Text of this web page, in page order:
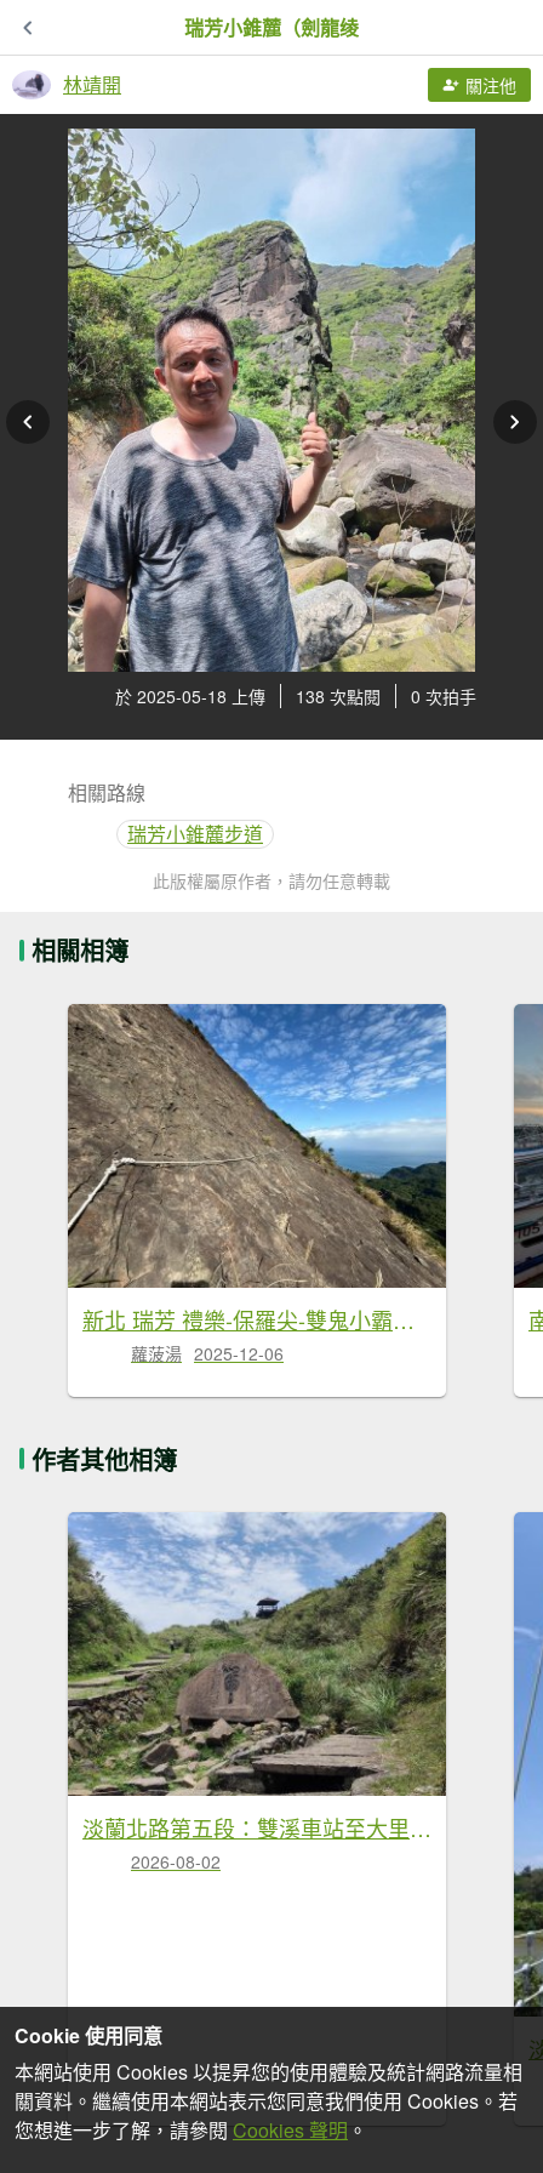
瑞芳小錐麓（劍龍绫
林靖開 關注他
於 2025-05-18 上傳 138 次點閱 0 次拍手
相關路線
瑞芳小錐麓步道
此版權屬原作者，請勿任意轉載
相關相簿
新北 瑞芳 禮樂-保羅尖-雙鬼小霸尖-石梯坑山-半屏瀑布-小錐麓-水管隧道-香巴拉隧道-半屏溪-禮樂
蘿菠湯 2025-12-06
作者其他相簿
淡蘭北路第五段：雙溪車站至大里車站
2026-08-02
Cookie 使用同意
本網站使用 Cookies 以提昇您的使用體驗及統計網路流量相
關資料。繼續使用本網站表示您同意我們使用 Cookies。若
您想進一步了解，請參閱 Cookies 聲明 。